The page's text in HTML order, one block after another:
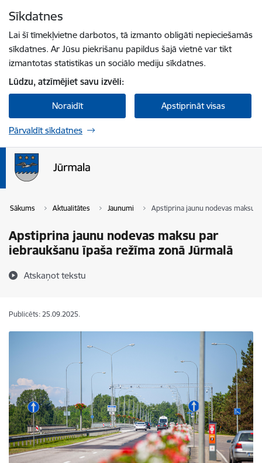
Sīkdatnes
Lai šī tīmekļvietne darbotos, tā izmanto obligāti nepieciešamās
sīkdatnes. Ar Jūsu piekrišanu papildus šajā vietnē var tikt
izmantotas statistikas un sociālo mediju sīkdatnes.
Lūdzu, atzīmējiet savu izvēli:
Noraidīt Apstiprināt visas
Pārvaldīt sīkdatnes
Sākums Aktualitātes Jaunumi Apstiprina jaunu nodevas maksu
Apstiprina jaunu nodevas maksu par
iebraukšanu īpaša režīma zonā Jūrmalā
Atskaņot tekstu
Publicēts: 25.09.2025.